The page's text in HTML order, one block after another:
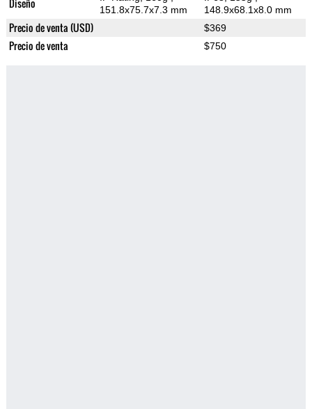
Diseño
151.8x75.7x7.3 mm
148.9x68.1x8.0 mm
Precio de venta (USD) $369
Precio de venta $750